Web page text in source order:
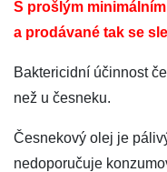
S prošlým
a prodávané tak se
Baktericidní účinnost
než u česneku.
Česnekový olej je
nedoporučuje